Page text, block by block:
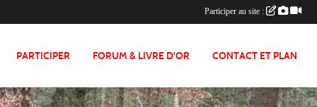
PARTICIPER FORUM & LIVRE D'OR CONTACT ET PLAN
Participer au site :